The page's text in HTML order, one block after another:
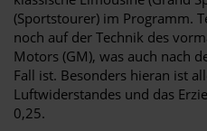
(Sportstourer) im Programm.
noch auf der Technik des
Motors (GM), was auch nach
Fall ist. Besonders hieran ist
Luftwiderstandes und das
0,25.